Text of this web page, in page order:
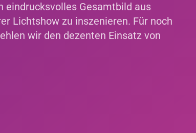
eindrucksvolles Gesamtbild aus
Lichtshow zu inszenieren. Für noch
wir den dezenten Einsatz von